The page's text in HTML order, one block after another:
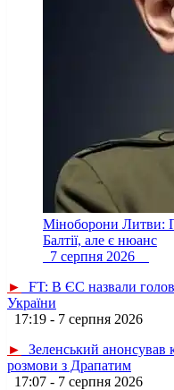
Міноборони Литви:
Балтії, але є нюанс
7 серпня 2026
►
FT: В ЄС назвали
України
17:19 - 7 серпня 2026
►
Зеленський анонсував
розмови з Драпатим
17:07 - 7 серпня 2026